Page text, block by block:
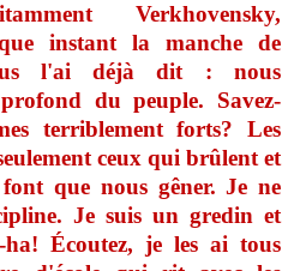
Verkhovensky,
instant la manche de
l'ai déjà dit : nous
du peuple. Savez-
terriblement forts? Les
ceux qui brûlent et
que nous gêner. Je ne
Je suis un gredin et
Écoutez, je les ai tous